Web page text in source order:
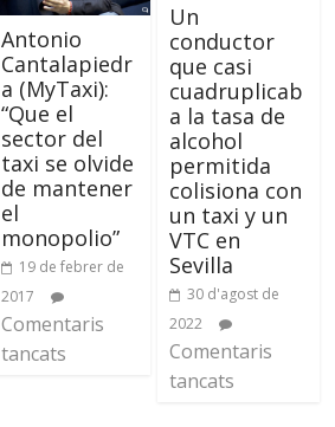
Antonio
Cantalapiedr
a (MyTaxi):
“Que el
sector del
taxi se olvide
de mantener
el
monopolio”
19 de febrer de
2017
Comentaris
tancats
Un
conductor
que casi
cuadruplicab
a la tasa de
alcohol
permitida
colisiona con
un taxi y un
VTC en
Sevilla
30 d'agost de
2022
Comentaris
tancats